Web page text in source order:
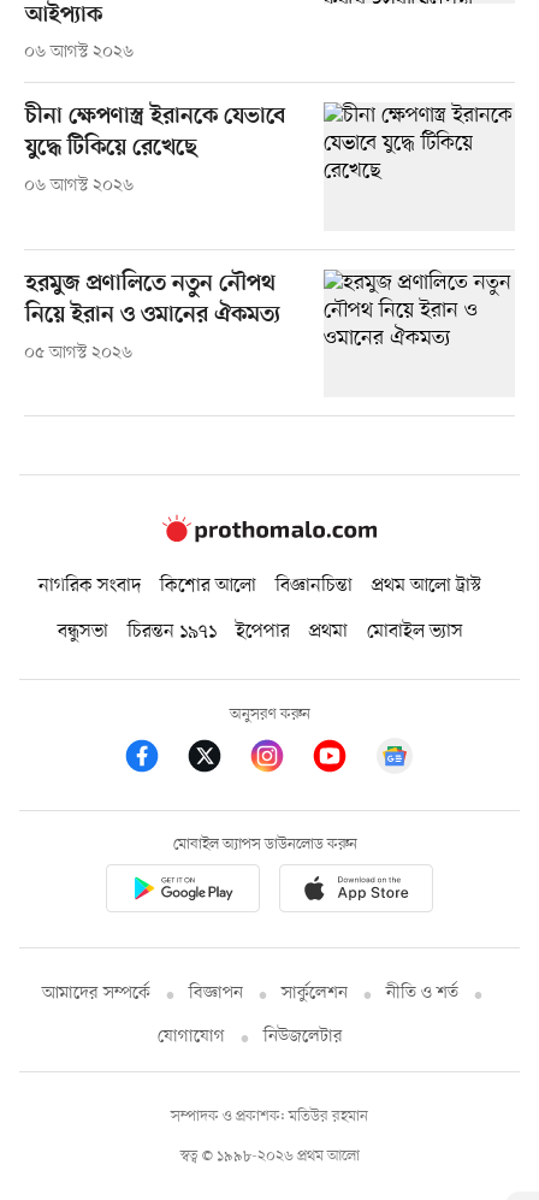
আইপ্যাক
০৬ আগস্ট ২০২৬
চীনা ক্ষেপণাস্ত্র ইরানকে যেভাবে
যুদ্ধে টিকিয়ে রেখেছে
০৬ আগস্ট ২০২৬
হরমুজ প্রণালিতে নতুন নৌপথ
নিয়ে ইরান ও ওমানের ঐকমত্য
০৫ আগস্ট ২০২৬
নাগরিক সংবাদ কিশোর আলো বিজ্ঞানচিন্তা
প্রথম আলো ট্রাস্ট
বন্ধুসভা
চিরন্তন ১৯৭১ ইপেপার প্রথমা মোবাইল ভ্যাস
অনুসরণ করুন
মোবাইল অ্যাপস ডাউনলোড করুন
আমাদের সম্পর্কে বিজ্ঞাপন সার্কুলেশন
নীতি ও শর্ত
যোগাযোগ
নিউজলেটার
স্বত্ব © ১৯৯৮-২০২৬ প্রথম আলো
সম্পাদক ও প্রকাশক: মতিউর রহমান